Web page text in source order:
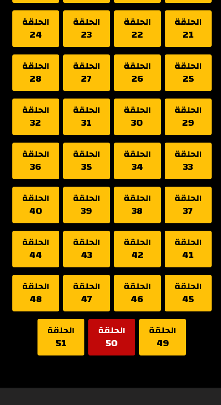
الحلقة
21
الحلقة
22
الحلقة
23
الحلقة
24
الحلقة
25
الحلقة
26
الحلقة
27
الحلقة
28
الحلقة
29
الحلقة
30
الحلقة
31
الحلقة
32
الحلقة
33
الحلقة
34
الحلقة
35
الحلقة
36
الحلقة
37
الحلقة
38
الحلقة
39
الحلقة
40
الحلقة
41
الحلقة
42
الحلقة
43
الحلقة
44
الحلقة
45
الحلقة
46
الحلقة
47
الحلقة
48
الحلقة
49
الحلقة
50
الحلقة
51